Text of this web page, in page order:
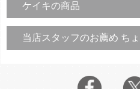
ケイキの商品
当店スタッフのお薦め ち